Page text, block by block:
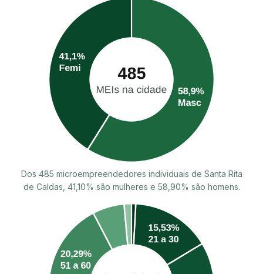
Dos 485 microempreendedores individuais de Santa Rita
de Caldas, 41,10% são mulheres e 58,90% são homens.